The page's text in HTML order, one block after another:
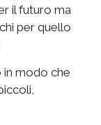
il futuro ma
per quello
in modo che